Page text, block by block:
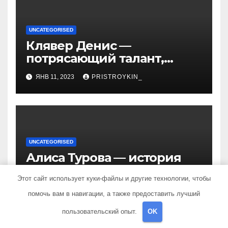
UNCATEGORISED
Клявер Денис —
потрясающий талант,
захватывающий сердца
миллионов слушателей —
узнайте обо всем, что
нужно знать о его
жизни!
ЯНВ 11, 2023 PRISTROYKIN_
UNCATEGORISED
Алиса Турова — история
предпринимательницы,
которая покорила бизнес-
мир своим уникальным
подходом к ведению
Этот сайт использует куки-файлы и другие технологии, чтобы
помочь вам в навигации, а также предоставить лучший
пользовательский опыт. OK